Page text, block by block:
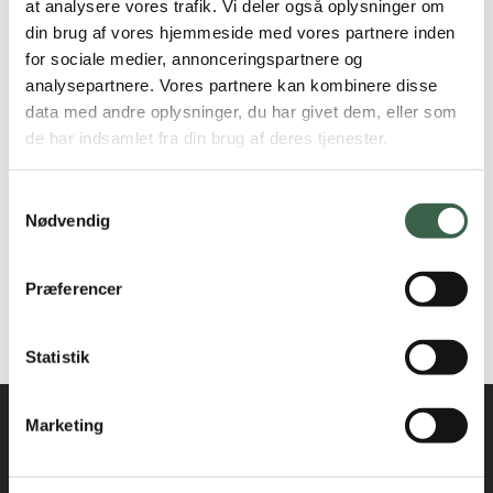
at analysere vores trafik. Vi deler også oplysninger om
din brug af vores hjemmeside med vores partnere inden
for sociale medier, annonceringspartnere og
analysepartnere. Vores partnere kan kombinere disse
data med andre oplysninger, du har givet dem, eller som
de har indsamlet fra din brug af deres tjenester.
Nødvendig
Præferencer
Statistik
Marketing
Opsporing af ernæringsrisiko i almen praksis
Kostformer
Gravide
Ammende
den enkeltes behov.
Vegetarkost kan være et acceptabelt tilbud til personer med
en anden kulturbaggrund.
Valg af kost til personer fra andre kulturer inddeles i:
Pakistansk Normalkost
Tyrkisk Normalkost
* Her begrænset til muslimer fra Pakistan, Somalia og
Er fagligt opdateret i 2018
kosthaandbogen@kost.dk